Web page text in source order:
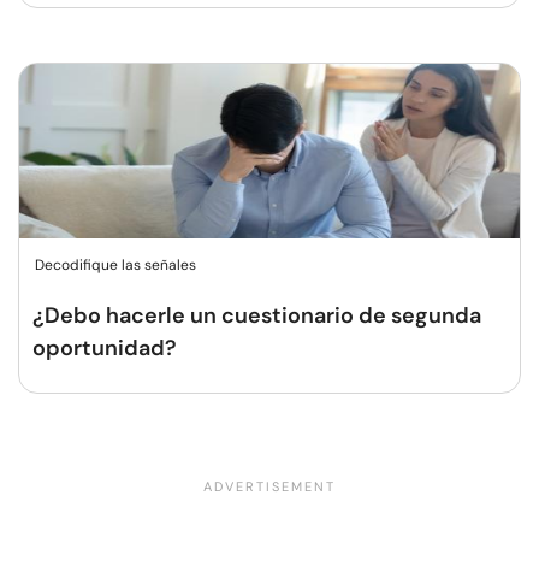
Decodifique las señales
¿Debo hacerle un cuestionario de segunda
oportunidad?